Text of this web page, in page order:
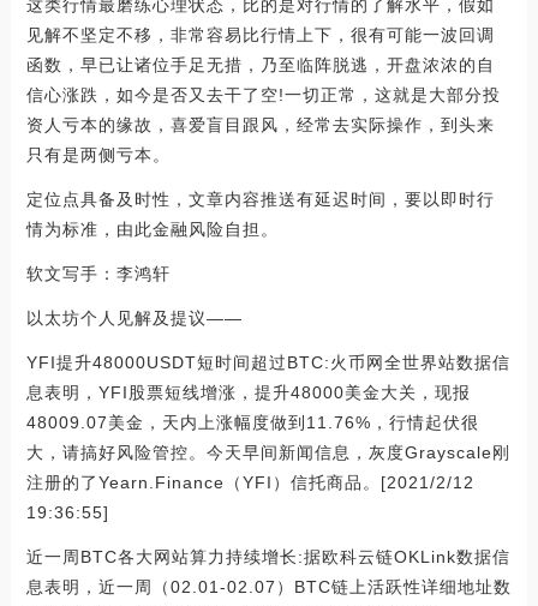
这类行情最磨练心理状态，比的是对行情的了解水平，假如
见解不坚定不移，非常容易比行情上下，很有可能一波回调
函数，早已让诸位手足无措，乃至临阵脱逃，开盘浓浓的自
信心涨跌，如今是否又去干了空!一切正常，这就是大部分投
资人亏本的缘故，喜爱盲目跟风，经常去实际操作，到头来
只有是两侧亏本。
定位点具备及时性，文章内容推送有延迟时间，要以即时行
情为标准，由此金融风险自担。
软文写手：李鸿轩
以太坊个人见解及提议——
YFI提升48000USDT短时间超过BTC:火币网全世界站数据信
息表明，YFI股票短线增涨，提升48000美金大关，现报
48009.07美金，天内上涨幅度做到11.76%，行情起伏很
大，请搞好风险管控。今天早间新闻信息，灰度Grayscale刚
注册的了Yearn.Finance（YFI）信托商品。[2021/2/12
19:36:55]
近一周BTC各大网站算力持续增长:据欧科云链OKLink数据信
息表明，近一周（02.01-02.07）BTC链上活跃性详细地址数